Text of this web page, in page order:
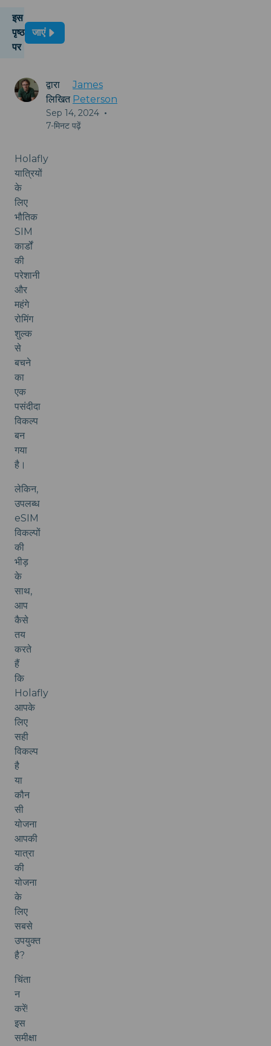
इस
पृष्ठ
पर
जाएं
द्वारा
लिखित
James
Peterson
Sep 14, 2024 •
7-मिनट पढ़ें
Holafly
यात्रियों
के
लिए
भौतिक
SIM
कार्डों
की
परेशानी
और
महंगे
रोमिंग
शुल्क
से
बचने
का
एक
पसंदीदा
विकल्प
बन
गया
है।
लेकिन,
उपलब्ध
eSIM
विकल्पों
की
भीड़
के
साथ,
आप
कैसे
तय
करते
हैं
कि
Holafly
आपके
लिए
सही
विकल्प
है
या
कौन
सी
योजना
आपकी
यात्रा
की
योजना
के
लिए
सबसे
उपयुक्त
है?
चिंता
न
करें!
इस
समीक्षा